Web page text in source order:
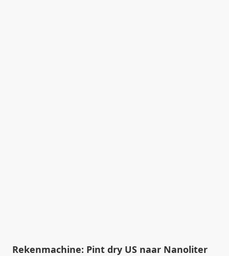
Rekenmachine: Pint dry US naar Nanoliter